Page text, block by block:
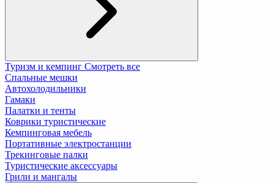
Туризм и кемпинг Смотреть все
Спальные мешки
Автохолодильники
Гамаки
Палатки и тенты
Коврики туристические
Кемпинговая мебель
Портативные электростанции
Трекинговые палки
Туристические аксессуары
Грили и мангалы